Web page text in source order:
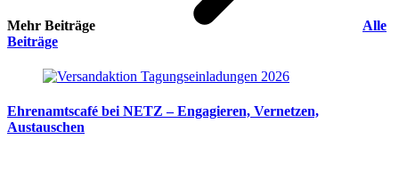
Mehr Beiträge
Alle
Beiträge
Ehrenamtscafé bei NETZ – Engagieren, Vernetzen,
Austauschen